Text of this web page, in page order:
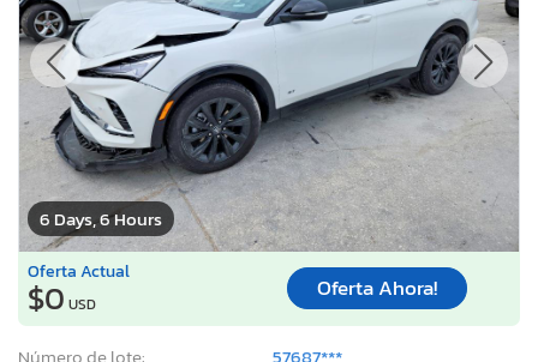
6 Days, 6 Hours
Oferta Actual
$0 USD
Oferta Ahora!
Número de lote: 57687***